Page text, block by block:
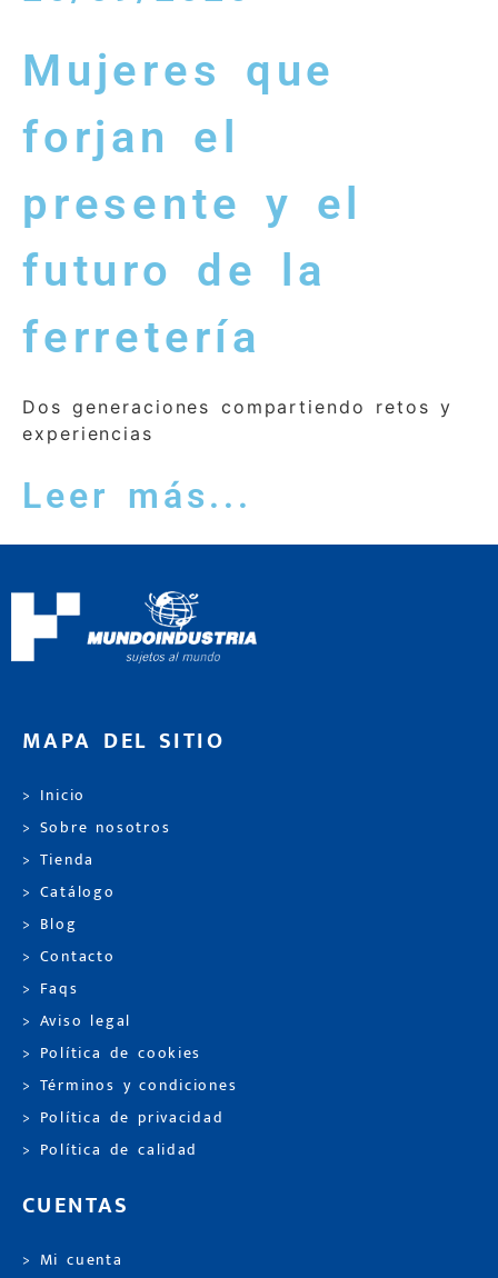
Mujeres que
forjan el
presente y el
futuro de la
ferretería
Dos generaciones compartiendo retos y
experiencias
Leer más...
MAPA DEL SITIO
> Inicio
> Sobre nosotros
> Tienda
> Catálogo
> Blog
> Contacto
> Faqs
> Aviso legal
> Política de cookies
> Términos y condiciones
> Política de privacidad
> Política de calidad
CUENTAS
> Mi cuenta